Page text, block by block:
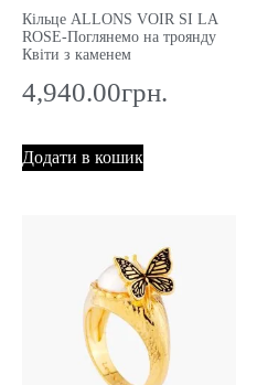
Кільце ALLONS VOIR SI LA
ROSE-Поглянемо на троянду
Квіти з каменем
4,940.00грн.
Додати в кошик